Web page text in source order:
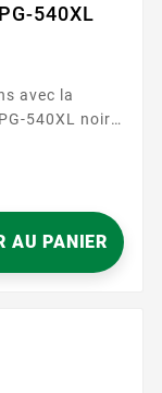
540XL
avec la
540XL noire.
et
les
cartouche
durable,
pour le...
AU PANIER